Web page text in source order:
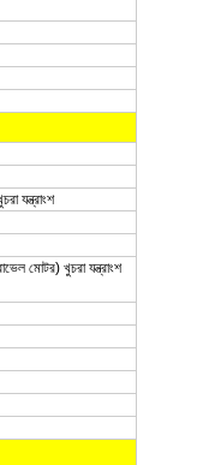
যন্ত্রাংশ
মোটর) খুচরা যন্ত্রাংশ